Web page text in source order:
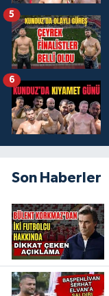
5
6
Son Haberler